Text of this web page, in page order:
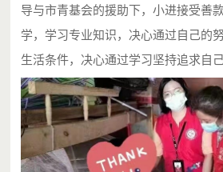
导与市青基会的援助下，小进接受善
学，学习专业知识，决心通过自己的
生活条件，决心通过学习坚持追求自己